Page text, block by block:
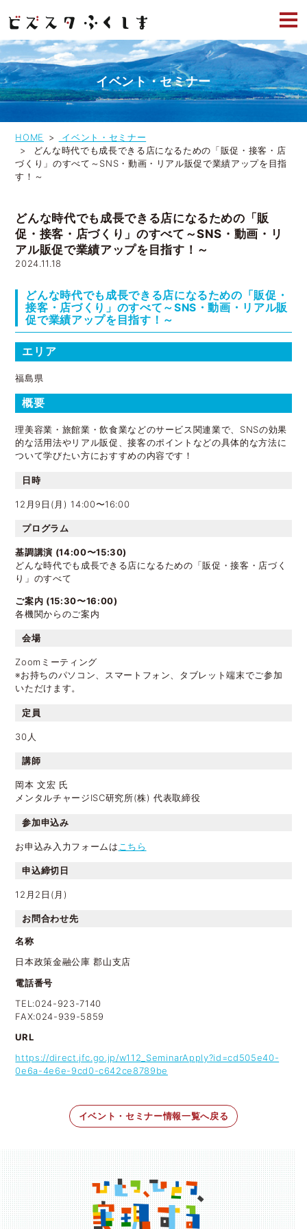
イベント・セミナー
HOME
イベント・セミナー
どんな時代でも成長できる店になるための「販促・接客・店
づくり」のすべて～SNS・動画・リアル販促で業績アップを目指
す！～
どんな時代でも成長できる店になるための「販
促・接客・店づくり」のすべて～SNS・動画・リ
アル販促で業績アップを目指す！～
2024.11.18
どんな時代でも成長できる店になるための「販促・
接客・店づくり」のすべて～SNS・動画・リアル販
促で業績アップを目指す！～
エリア
福島県
概要
理美容業・旅館業・飲食業などのサービス関連業で、SNSの効果
的な活用法やリアル販促、接客のポイントなどの具体的な方法に
ついて学びたい方におすすめの内容です！
日時
12月9日(月) 14:00〜16:00
プログラム
基調講演 (14:00〜15:30)
どんな時代でも成長できる店になるための「販促・接客・店づく
り」のすべて
ご案内 (15:30〜16:00)
各機関からのご案内
会場
Zoomミーティング
※お持ちのパソコン、スマートフォン、タブレット端末でご参加
いただけます。
定員
30人
講師
岡本 文宏 氏
メンタルチャージISC研究所(株) 代表取締役
参加申込み
お申込み入力フォームは こちら
申込締切日
12月2日(月)
お問合わせ先
名称
日本政策金融公庫 郡山支店
電話番号
TEL:024-923-7140
FAX:024-939-5859
URL
https://direct.jfc.go.jp/w112_SeminarApply?id=cd505e40-
0e6a-4e6e-9cd0-c642ce8789be
イベント・セミナー情報一覧へ戻る